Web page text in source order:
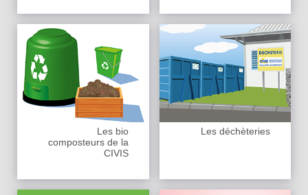
Les bio
composteurs de la
CIVIS
Les déchèteries